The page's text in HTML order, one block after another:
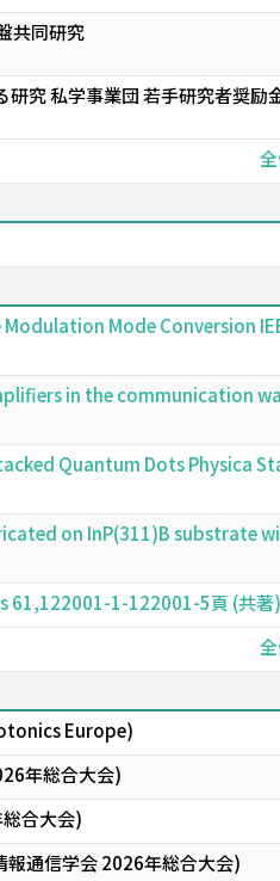
共同研究
究 私学事業団 若手研究者奨励
Mode Conversion
in the communication
Quantum Dots Physica
on InP(311)B substrate
1-122001-5頁 (共著
Europe)
年総合大会)
合大会)
報通信学会 2026年総合大会)